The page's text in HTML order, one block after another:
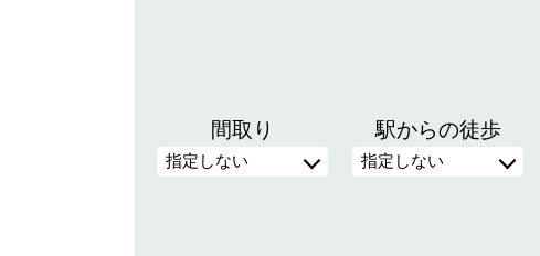
間取り 駅からの徒歩